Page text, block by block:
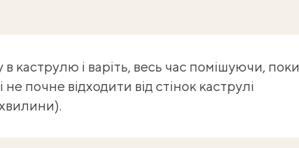
каструлю і варіть, весь час помішуючи, поки
не почне відходити від стінок каструлі